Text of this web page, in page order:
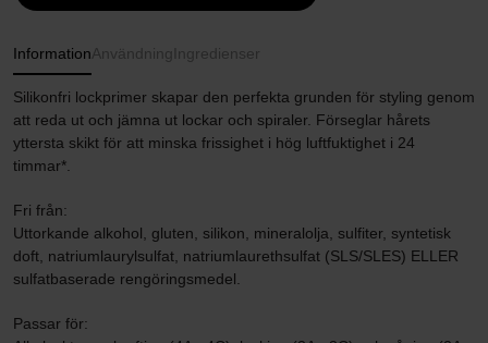
InformationAnvändning Ingredienser
Silikonfri lockprimer skapar den perfekta grunden för styling genom
att reda ut och jämna ut lockar och spiraler. Förseglar hårets
yttersta skikt för att minska frissighet i hög luftfuktighet i 24
timmar*.
Fri från:
Uttorkande alkohol, gluten, silikon, mineralolja, sulfiter, syntetisk
doft, natriumlaurylsulfat, natriumlaurethsulfat (SLS/SLES) ELLER
sulfatbaserade rengöringsmedel.
Passar för: